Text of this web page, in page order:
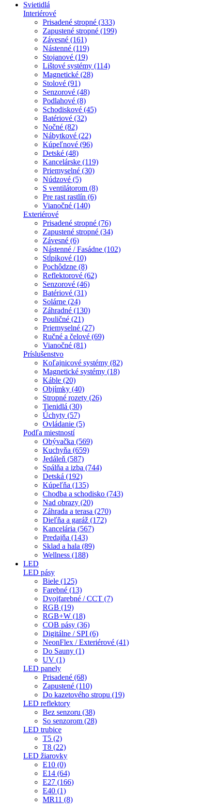
Svietidlá
Interiérové
Prisadené stropné (333)
Zapustené stropné (199)
Závesné (161)
Nástenné (119)
Stojanové (19)
Lištové systémy (114)
Magnetické (28)
Stolové (91)
Senzorové (48)
Podlahové (8)
Schodiskové (45)
Batériové (32)
Nočné (82)
Nábytkové (22)
Kúpeľnové (96)
Detské (48)
Kancelárske (119)
Priemyselné (30)
Núdzové (5)
S ventilátorom (8)
Pre rast rastlín (6)
Vianočné (140)
Exteriérové
Prisadené stropné (76)
Zapustené stropné (34)
Závesné (6)
Nástenné / Fasádne (102)
Stĺpikové (10)
Pochôdzne (8)
Reflektorové (62)
Senzorové (46)
Batériové (31)
Solárne (24)
Záhradné (130)
Pouličné (21)
Priemyselné (27)
Ručné a čelové (69)
Vianočné (81)
Príslušenstvo
Koľajnicové systémy (82)
Magnetické systémy (18)
Káble (20)
Objímky (40)
Stropné rozety (26)
Tienidlá (30)
Úchyty (57)
Ovládanie (5)
Podľa miestností
Obývačka (569)
Kuchyňa (659)
Jedáleň (587)
Spálňa a izba (744)
Detská (192)
Kúpeľňa (135)
Chodba a schodisko (743)
Nad obrazy (20)
Záhrada a terasa (270)
Dieľňa a garáž (172)
Kancelária (567)
Predajňa (143)
Sklad a hala (89)
Wellness (188)
LED
LED pásy
Biele (125)
Farebné (13)
Dvojfarebné / CCT (7)
RGB (19)
RGB+W (18)
COB pásy (36)
Digitálne / SPI (6)
NeonFlex / Exteriérové (41)
Do Sauny (1)
UV (1)
LED panely
Prisadené (68)
Zapustené (110)
Do kazetového stropu (19)
LED reflektory
Bez senzoru (38)
So senzorom (28)
LED trubice
T5 (2)
T8 (22)
LED žiarovky
E10 (0)
E14 (64)
E27 (166)
E40 (1)
MR11 (8)